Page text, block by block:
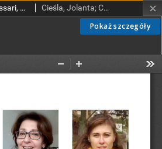
Pokaż szczegóły
Reykjavík, Maastricht, Sassari, Londyn – które z rozwiązań stosowanych w bibliotekach europejskichmożna przenieść do naszej praktyki – obserwacje bibliotekarzy z wyjazdów szkoleniowych w ramach programu Erasmus+ Cieśla, Jolanta; Czarnik, Ewa; Pisarczyk, Agnieszka; Sieradzka-Fleituch, Małgorzata; Szlachcic, Karolina